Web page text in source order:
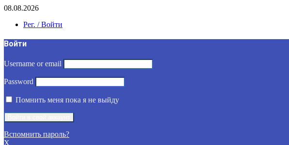
08.08.2026
Рег. / Войти
Войти
Username or email
Password
Помнить меня пока я не выйду
Вспомнить пароль?
X